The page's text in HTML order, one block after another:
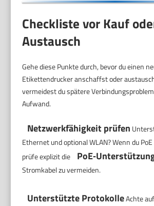
Checkliste vor Kauf
Austausch
Gehe diese Punkte durch, bevor du einen
Etikettendrucker anschaffst oder
vermeidest du spätere
Aufwand.
Netzwerkfähigkeit prüfen
Ethernet und optional WLAN? Wenn du
prüfe explizit die
Stromkabel zu vermeiden.
Unterstützte ProtokolleAchte